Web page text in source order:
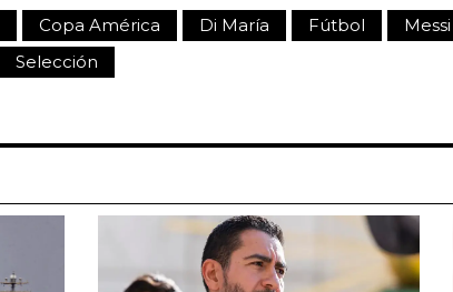
Copa América Di María Fútbol Messi
Selección